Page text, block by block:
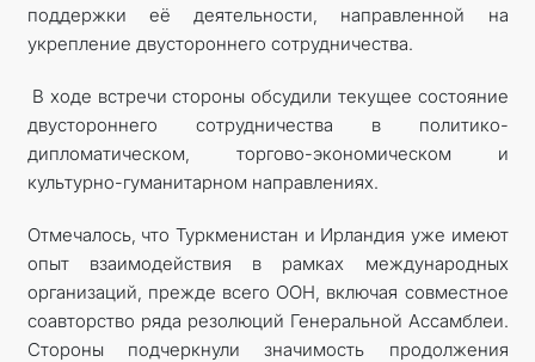
поддержки её деятельности, направленной на
укрепление двустороннего сотрудничества.
В ходе встречи стороны обсудили текущее состояние
двустороннего сотрудничества в политико-
дипломатическом, торгово-экономическом и
культурно-гуманитарном направлениях.
Отмечалось, что Туркменистан и Ирландия уже имеют
опыт взаимодействия в рамках международных
организаций, прежде всего ООН, включая совместное
соавторство ряда резолюций Генеральной Ассамблеи.
Стороны подчеркнули значимость продолжения